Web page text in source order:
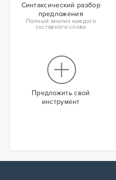
Синтаксический разбор
предложения
Полный анализ каждого
составного слова
Предложить свой
инструмент